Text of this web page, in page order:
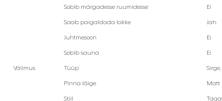
Sobib märgadesse ruumidesse Ei
Saab paigaldada lakke Jah
Juhtmesoon Ei
Sobib sauna Ei
Välimus Tüüp
Pinna läige Matt
Stiil